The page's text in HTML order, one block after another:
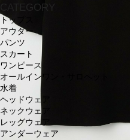
CATEGORY
トップス
アウター
パンツ
スカート
ワンピース
オールインワン・サロペット
水着
ヘッドウェア
ネックウェア
レッグウェア
アンダーウェア